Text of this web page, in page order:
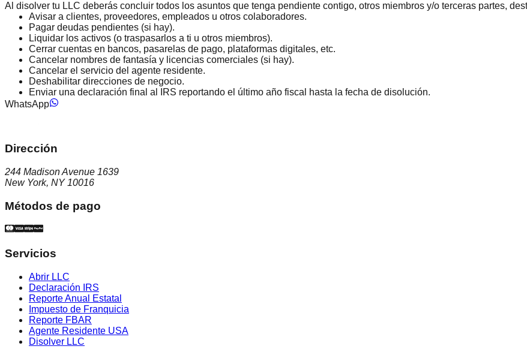
Al disolver tu LLC deberás concluir todos los asuntos que tenga pendiente contigo, otros miembros y/o terceras partes,
Avisar a clientes, proveedores, empleados u otros colaboradores.
Pagar deudas pendientes (si hay).
Liquidar los activos (o traspasarlos a ti u otros miembros).
Cerrar cuentas en bancos, pasarelas de pago, plataformas digitales, etc.
Cancelar nombres de fantasía y licencias comerciales (si hay).
Cancelar el servicio del agente residente.
Deshabilitar direcciones de negocio.
Enviar una declaración final al IRS reportando el último año fiscal hasta la fecha de disolución.
WhatsApp
Dirección
244 Madison Avenue 1639
New York, NY 10016
Métodos de pago
Servicios
Abrir LLC
Declaración IRS
Reporte Anual Estatal
Impuesto de Franquicia
Reporte FBAR
Agente Residente USA
Disolver LLC